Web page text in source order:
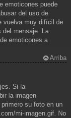
emoticones puede
del uso de
vuelva muy difícil de
del mensaje. La
emoticones a
Arriba
Si la
la imagen
su foto en un
mi-imagen.gif. No